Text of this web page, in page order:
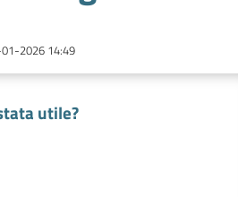
2026 14:49
utile?